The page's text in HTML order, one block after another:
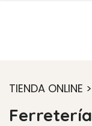
TIENDA ONLINE >
Ferretería